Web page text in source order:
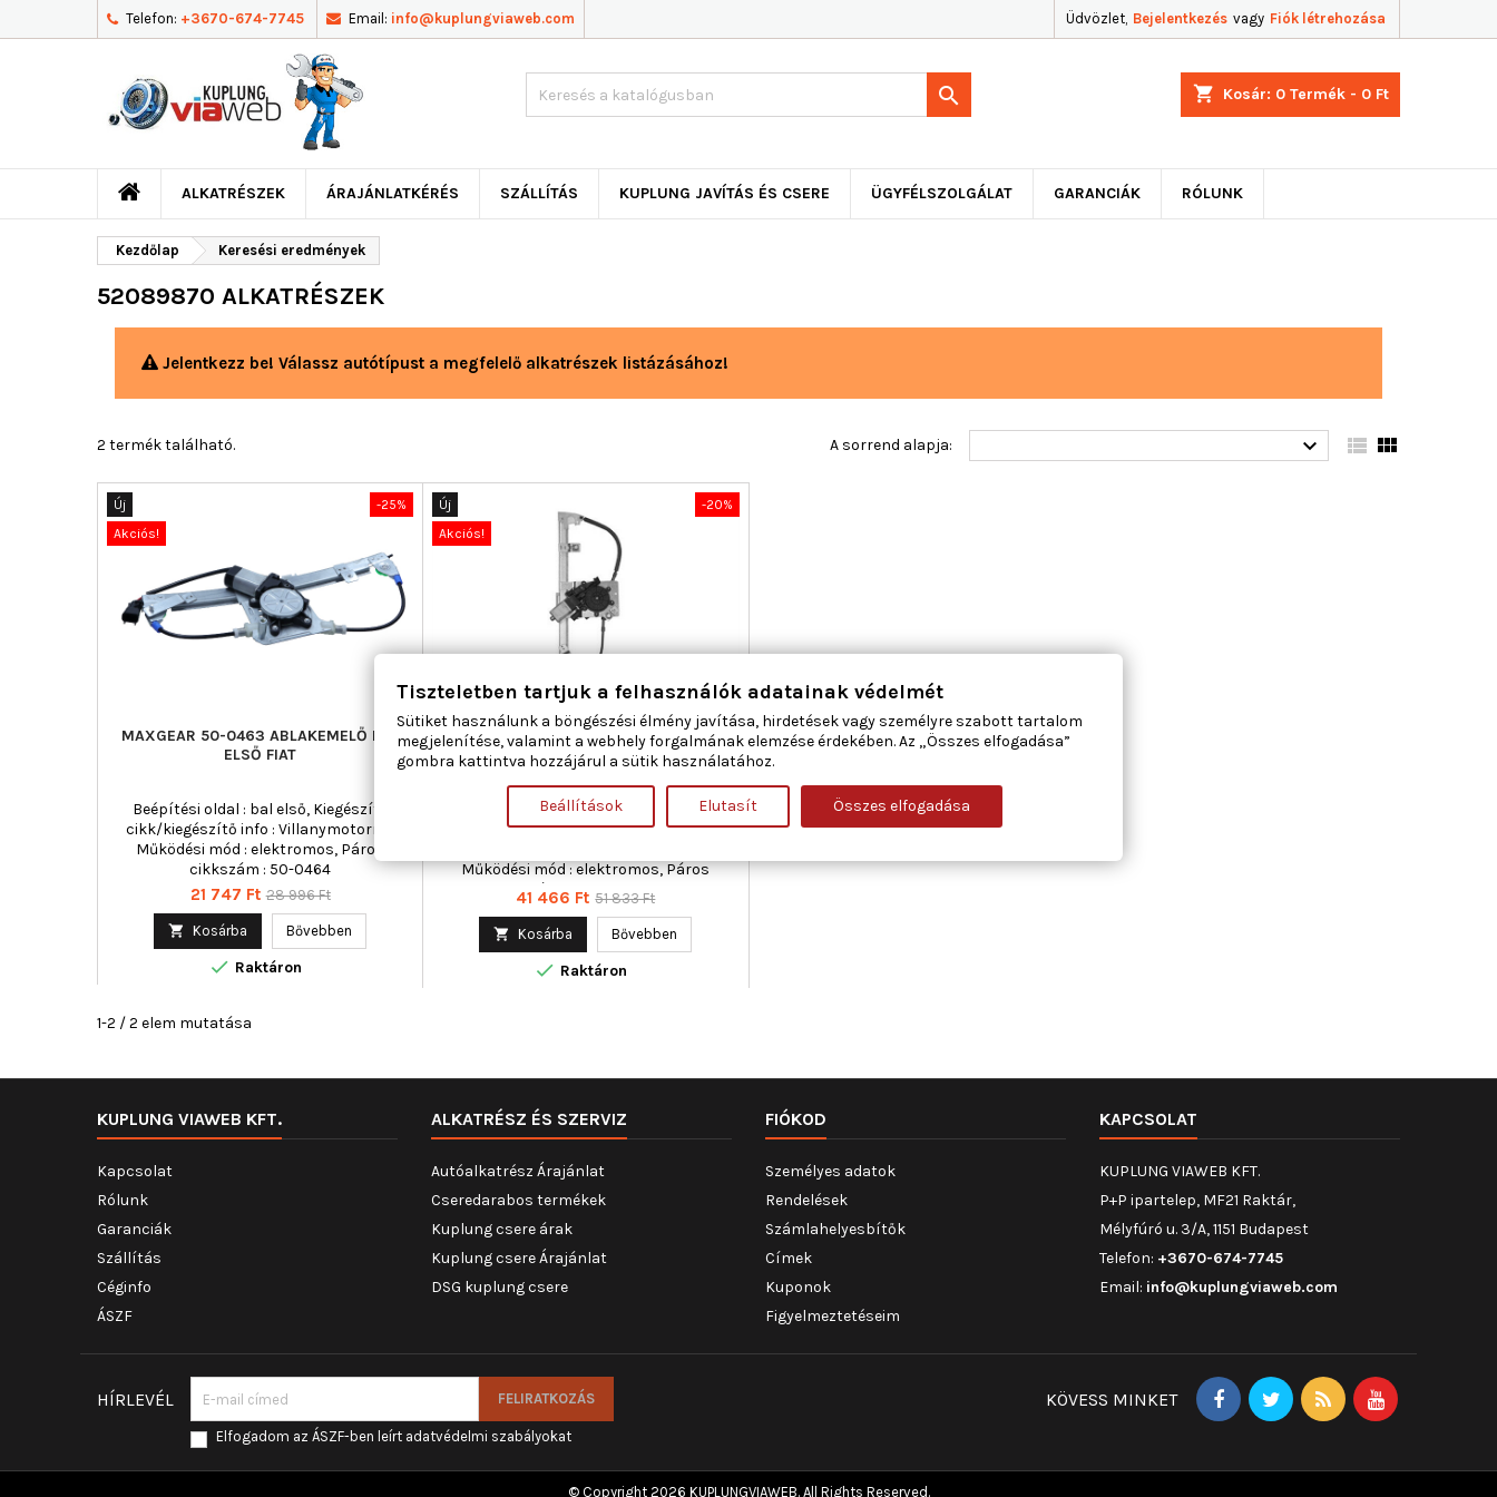
Telefon: +3670-674-7745 Email: info@kuplungviaweb.com Üdvözlet, Bejelentkezés vagy Fiók létrehozása
shopping_cart Kosár: 0 Termék - 0 Ft

ALKATRÉSZEK ÁRAJÁNLATKÉRÉS SZÁLLÍTÁS KUPLUNG JAVÍTÁS ÉS CSERE ÜGYFÉLSZOLGÁLAT GARANCIÁK RÓLUNK
Kezdőlap Keresési eredmények
52089870 ALKATRÉSZEK
Jelentkezz be! Válassz autótípust a megfelelő alkatrészek listázásához!
2 termék található. A sorrend alapja:   
-25%
Új
Akciós!
MAXGEAR 50-0463 ABLAKEMELŐ BAL
ELSŐ FIAT
Beépítési oldal : bal első, Kiegészítő
cikk/kiegészítő info : Villanymotorral,
Működési mód : elektromos, Páros
cikkszám : 50-0464
Ár
21 747 Ft Normál
28 996 Ft
 Kosárba Bővebben
 Raktáron
-20%
Új
Akciós!
MAGNETI MARELLI 350103743000
ABLAKEMELŐ BAL ELSŐ ABARTH FIAT
Ajtók száma : 3, Beépítési oldal : bal első,
Csatlakozók száma : 2, Kiegészítő
Működési mód : elektromos, Páros
cikkszám : 350103744000
Ár
41 466 Ft Normál
51 833 Ft
 Kosárba Bővebben
 Raktáron
1-2 / 2 elem mutatása
KUPLUNG VIAWEB KFT.
Kapcsolat
Rólunk
Garanciák
Szállítás
Céginfo
ÁSZF
ALKATRÉSZ ÉS SZERVIZ
Autóalkatrész Árajánlat
Cseredarabos termékek
Kuplung csere árak
Kuplung csere Árajánlat
DSG kuplung csere
FIÓKOD
Személyes adatok
Rendelések
Számlahelyesbítők
Címek
Kuponok
Figyelmeztetéseim
KAPCSOLAT
KUPLUNG VIAWEB KFT.
P+P ipartelep, MF21 Raktár,
Mélyfúró u. 3/A, 1151 Budapest
Telefon: +3670-674-7745
Email: info@kuplungviaweb.com
HÍRLEVÉL
Elfogadom az ÁSZF-ben leírt adatvédelmi szabályokat
KÖVESS MINKET
© Copyright 2026 KUPLUNGVIAWEB. All Rights Reserved.
Tiszteletben tartjuk a felhasználók adatainak védelmét
Sütiket használunk a böngészési élmény javítása, hirdetések vagy személyre szabott tartalom
megjelenítése, valamint a webhely forgalmának elemzése érdekében. Az „Összes elfogadása”
gombra kattintva hozzájárul a sütik használatához.
Beállítások Elutasít Összes elfogadása